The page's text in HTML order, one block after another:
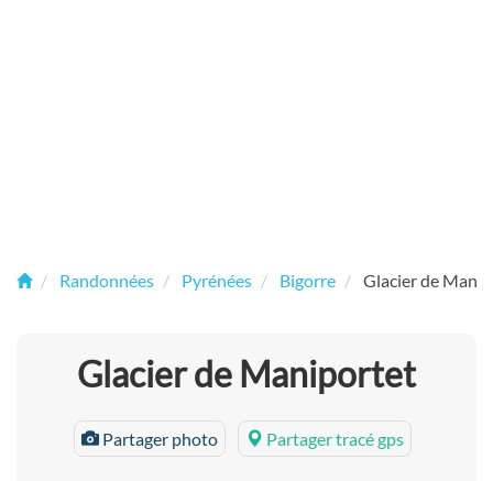
Randonnées Pyrénées Bigorre Glacier de
Glacier de Maniportet
Partager photo Partager tracé gps